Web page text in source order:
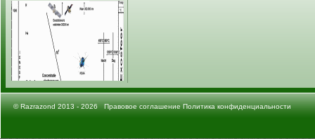
©Razrazond2013 - 2026Правовое соглашение Политика конфиденциальности